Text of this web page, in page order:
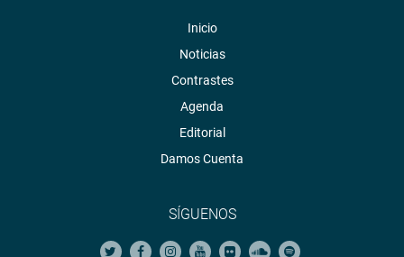
Inicio
Noticias
Contrastes
Agenda
Editorial
Damos Cuenta
SÍGUENOS